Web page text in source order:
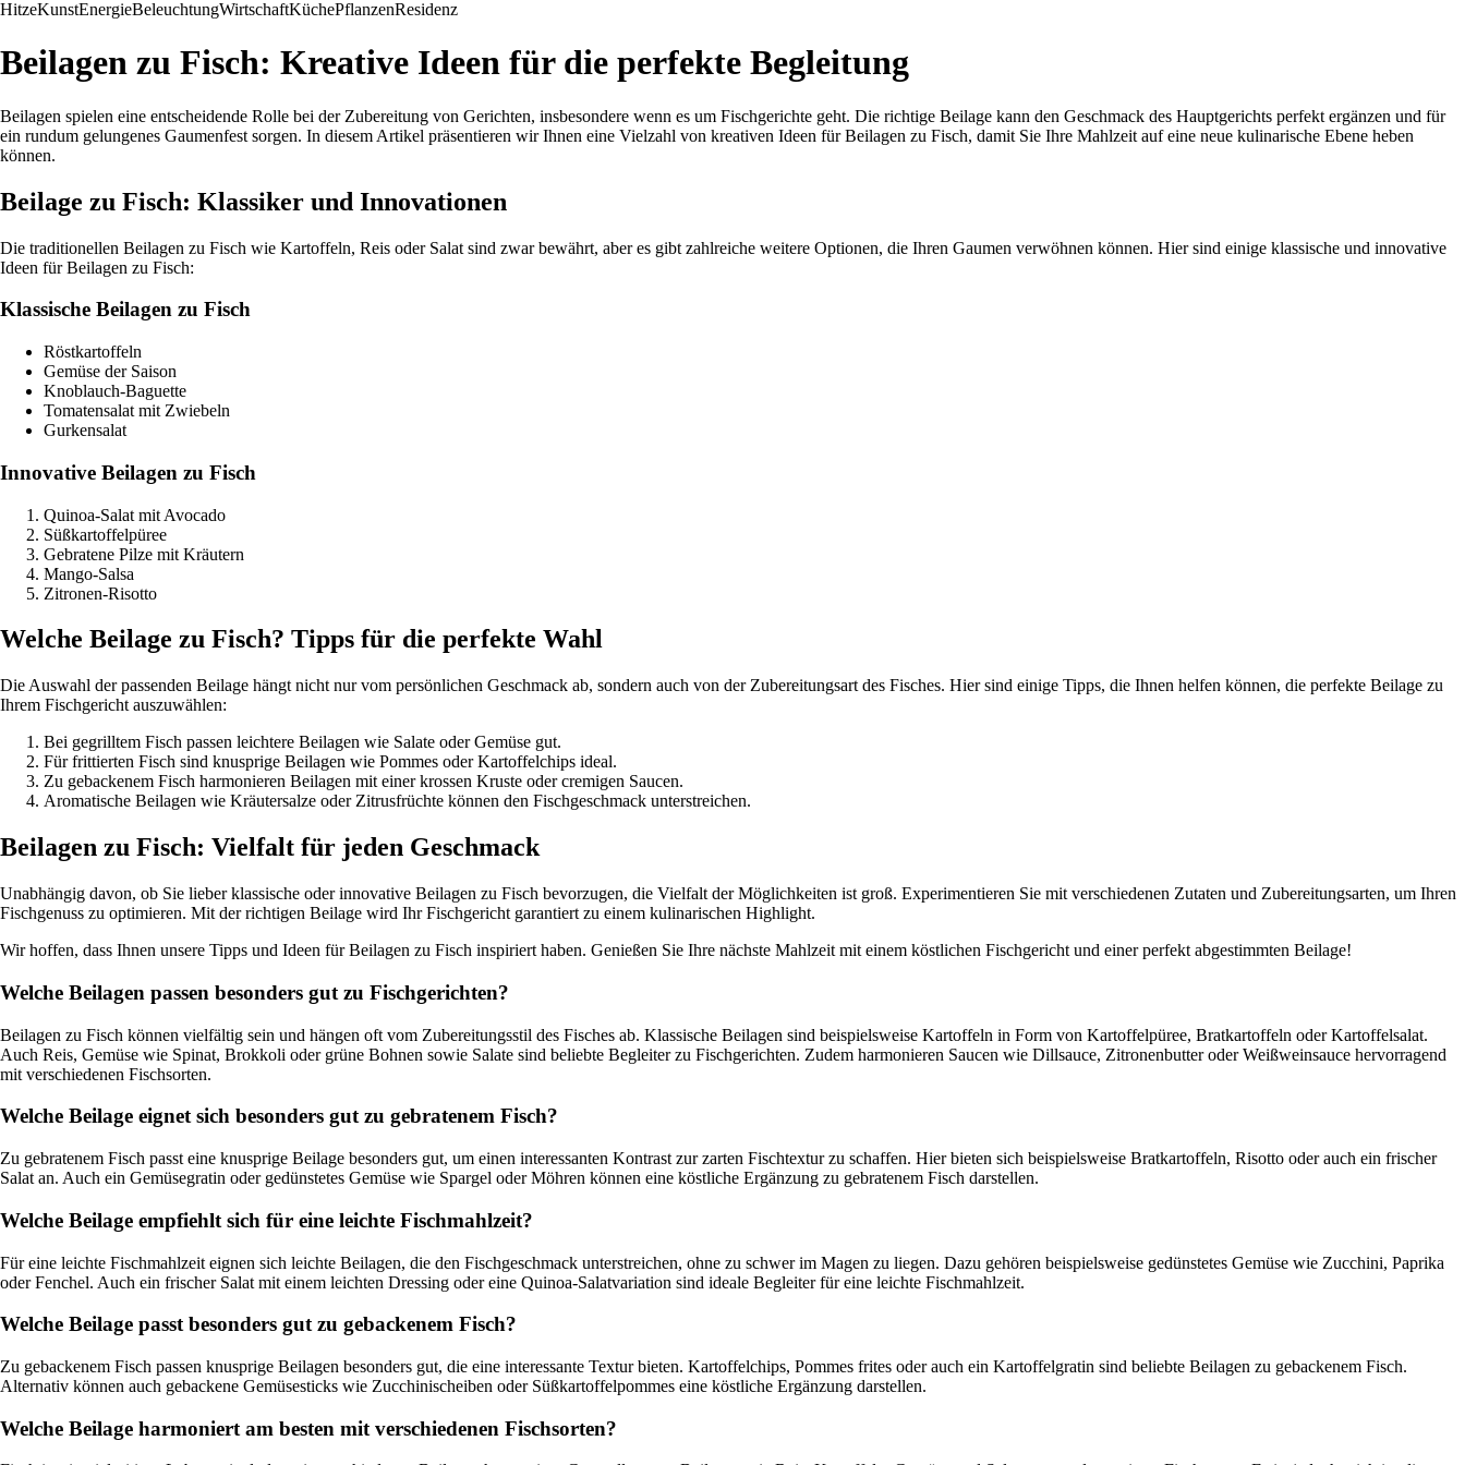
HitzeKunstEnergieBeleuchtungWirtschaftKüchePflanzenResidenz
Beilagen zu Fisch: Kreative Ideen für die perfekte Begleitung
Beilagen spielen eine entscheidende Rolle bei der Zubereitung von Gerichten, insbesondere wenn es um Fischgerichte geht. Die richtige Beilage kann den Geschmack des Hauptgerichts perfekt ergänzen und für
ein rundum gelungenes Gaumenfest sorgen. In diesem Artikel präsentieren wir Ihnen eine Vielzahl von kreativen Ideen für Beilagen zu Fisch, damit Sie Ihre Mahlzeit auf eine neue kulinarische Ebene heben
können.
Beilage zu Fisch: Klassiker und Innovationen
Die traditionellen Beilagen zu Fisch wie Kartoffeln, Reis oder Salat sind zwar bewährt, aber es gibt zahlreiche weitere Optionen, die Ihren Gaumen verwöhnen können. Hier sind einige klassische und innovative
Ideen für Beilagen zu Fisch:
Klassische Beilagen zu Fisch
Röstkartoffeln
Gemüse der Saison
Knoblauch-Baguette
Tomatensalat mit Zwiebeln
Gurkensalat
Innovative Beilagen zu Fisch
Quinoa-Salat mit Avocado
Süßkartoffelpüree
Gebratene Pilze mit Kräutern
Mango-Salsa
Zitronen-Risotto
Welche Beilage zu Fisch? Tipps für die perfekte Wahl
Die Auswahl der passenden Beilage hängt nicht nur vom persönlichen Geschmack ab, sondern auch von der Zubereitungsart des Fisches. Hier sind einige Tipps, die Ihnen helfen können, die perfekte Beilage zu
Ihrem Fischgericht auszuwählen:
Bei gegrilltem Fisch passen leichtere Beilagen wie Salate oder Gemüse gut.
Für frittierten Fisch sind knusprige Beilagen wie Pommes oder Kartoffelchips ideal.
Zu gebackenem Fisch harmonieren Beilagen mit einer krossen Kruste oder cremigen Saucen.
Aromatische Beilagen wie Kräutersalze oder Zitrusfrüchte können den Fischgeschmack unterstreichen.
Beilagen zu Fisch: Vielfalt für jeden Geschmack
Unabhängig davon, ob Sie lieber klassische oder innovative Beilagen zu Fisch bevorzugen, die Vielfalt der Möglichkeiten ist groß. Experimentieren Sie mit verschiedenen Zutaten und Zubereitungsarten, um Ihren
Fischgenuss zu optimieren. Mit der richtigen Beilage wird Ihr Fischgericht garantiert zu einem kulinarischen Highlight.
Wir hoffen, dass Ihnen unsere Tipps und Ideen für Beilagen zu Fisch inspiriert haben. Genießen Sie Ihre nächste Mahlzeit mit einem köstlichen Fischgericht und einer perfekt abgestimmten Beilage!
Welche Beilagen passen besonders gut zu Fischgerichten?
Beilagen zu Fisch können vielfältig sein und hängen oft vom Zubereitungsstil des Fisches ab. Klassische Beilagen sind beispielsweise Kartoffeln in Form von Kartoffelpüree, Bratkartoffeln oder Kartoffelsalat.
Auch Reis, Gemüse wie Spinat, Brokkoli oder grüne Bohnen sowie Salate sind beliebte Begleiter zu Fischgerichten. Zudem harmonieren Saucen wie Dillsauce, Zitronenbutter oder Weißweinsauce hervorragend
mit verschiedenen Fischsorten.
Welche Beilage eignet sich besonders gut zu gebratenem Fisch?
Zu gebratenem Fisch passt eine knusprige Beilage besonders gut, um einen interessanten Kontrast zur zarten Fischtextur zu schaffen. Hier bieten sich beispielsweise Bratkartoffeln, Risotto oder auch ein frischer
Salat an. Auch ein Gemüsegratin oder gedünstetes Gemüse wie Spargel oder Möhren können eine köstliche Ergänzung zu gebratenem Fisch darstellen.
Welche Beilage empfiehlt sich für eine leichte Fischmahlzeit?
Für eine leichte Fischmahlzeit eignen sich leichte Beilagen, die den Fischgeschmack unterstreichen, ohne zu schwer im Magen zu liegen. Dazu gehören beispielsweise gedünstetes Gemüse wie Zucchini, Paprika
oder Fenchel. Auch ein frischer Salat mit einem leichten Dressing oder eine Quinoa-Salatvariation sind ideale Begleiter für eine leichte Fischmahlzeit.
Welche Beilage passt besonders gut zu gebackenem Fisch?
Zu gebackenem Fisch passen knusprige Beilagen besonders gut, die eine interessante Textur bieten. Kartoffelchips, Pommes frites oder auch ein Kartoffelgratin sind beliebte Beilagen zu gebackenem Fisch.
Alternativ können auch gebackene Gemüsesticks wie Zucchinischeiben oder Süßkartoffelpommes eine köstliche Ergänzung darstellen.
Welche Beilage harmoniert am besten mit verschiedenen Fischsorten?